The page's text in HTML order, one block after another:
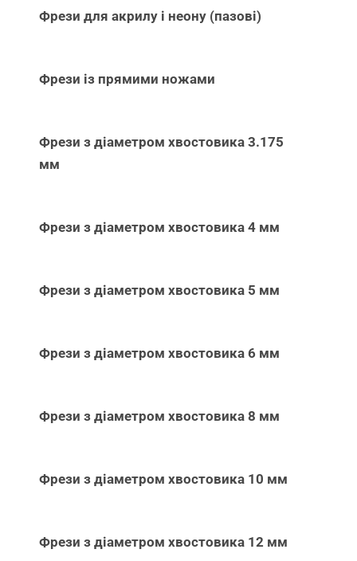
Фрези для акрилу і неону (пазові)
Фрези із прямими ножами
Фрези з діаметром хвостовика 3.175
мм
Фрези з діаметром хвостовика 4 мм
Фрези з діаметром хвостовика 5 мм
Фрези з діаметром хвостовика 6 мм
Фрези з діаметром хвостовика 8 мм
Фрези з діаметром хвостовика 10 мм
Фрези з діаметром хвостовика 12 мм